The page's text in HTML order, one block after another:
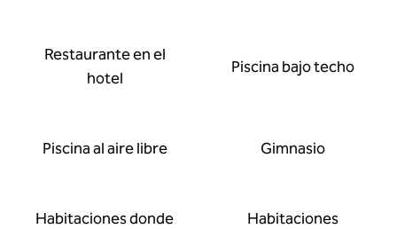
Restaurante en el
hotel
Piscina bajo techo
Piscina al aire libre Gimnasio
Habitaciones donde
Habitaciones